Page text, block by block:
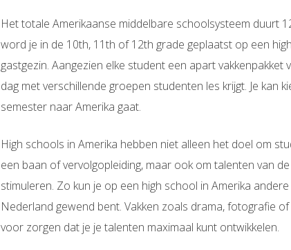
Het totale Amerikaanse middelbare schoolsysteem duurt
word je in de 10th, 11th of 12th grade geplaatst op een
gastgezin. Aangezien elke student een apart vakkenpakket
dag met verschillende groepen studenten les krijgt. Je kan
semester naar Amerika gaat.
High schools in Amerika hebben niet alleen het doel om
een baan of vervolgopleiding, maar ook om talenten van
stimuleren. Zo kun je op een high school in Amerika
Nederland gewend bent. Vakken zoals drama, fotografie
voor zorgen dat je je talenten maximaal kunt ontwikkelen.